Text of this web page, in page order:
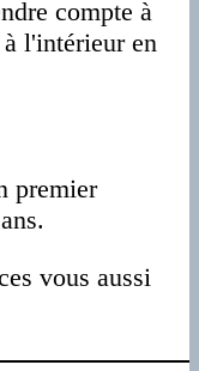
compte à
l'intérieur en
premier
vous aussi